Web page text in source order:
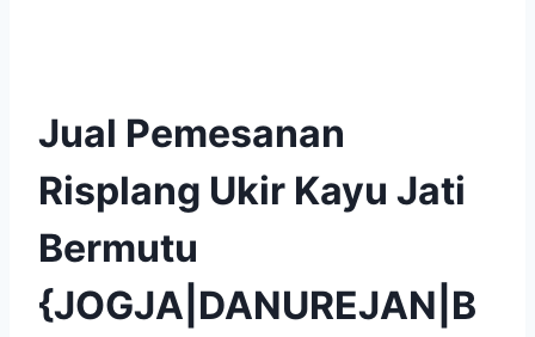
Jual Pemesanan
Risplang Ukir Kayu Jati
Bermutu
{JOGJA|DANUREJAN|B